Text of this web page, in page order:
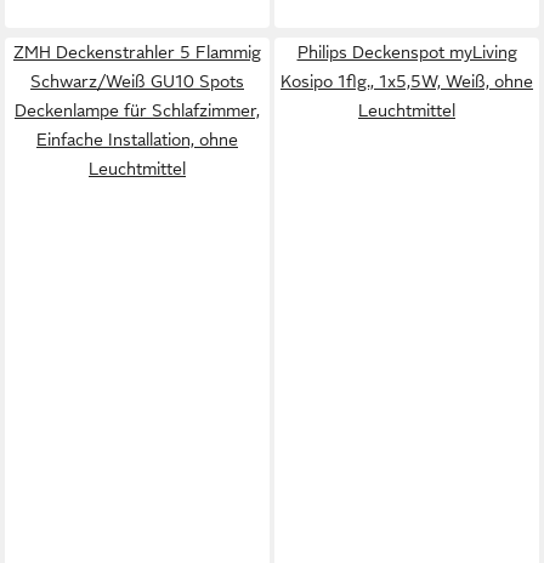
ZMH Deckenstrahler 5 Flammig
Schwarz/Weiß GU10 Spots
Deckenlampe für Schlafzimmer,
Einfache Installation, ohne
Leuchtmittel
Philips Deckenspot myLiving
Kosipo 1flg., 1x5,5W, Weiß, ohne
Leuchtmittel